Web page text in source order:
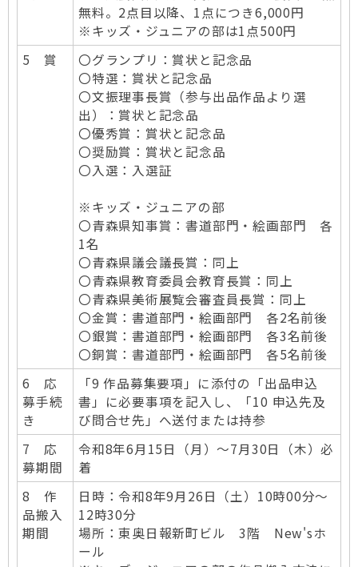
無料。2点目以降、1点につき6,000円
※キッズ・ジュニアの部は1点500円
5 賞
〇グランプリ：賞状と記念品
〇特選：賞状と記念品
〇文振理事長賞（参与出品作品より選
出）：賞状と記念品
〇優秀賞：賞状と記念品
〇奨励賞：賞状と記念品
〇入選：入選証
※キッズ・ジュニアの部
〇青森県知事賞：書道部門・絵画部門 各
1名
〇青森県議会議長賞：同上
〇青森県教育委員会教育長賞：同上
〇青森県美術展覧会審査員長賞：同上
〇金賞：書道部門・絵画部門 各2名前後
〇銀賞：書道部門・絵画部門 各3名前後
〇銅賞：書道部門・絵画部門 各5名前後
6 応
募手続
き
「9 作品募集要項」に添付の「出品申込
書」に必要事項を記入し、「10 申込先及
び問合せ先」へ送付または持参
7 応
募期間
令和8年6月15日（月）～7月30日（木）必
着
8 作
品搬入
期間
日時：令和8年9月26日（土）10時00分～
12時30分
場所：東奥日報新町ビル 3階 New'sホ
ール